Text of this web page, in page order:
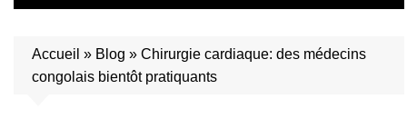
Accueil » Blog » Chirurgie cardiaque: des médecins
congolais bientôt pratiquants